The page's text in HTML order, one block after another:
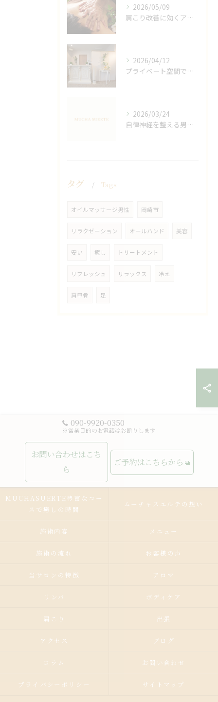
2026/05/09
肩こり改善に効くアロマリンパの手技と効果
2026/04/12
プライベート空間で極上アロマリンパケアの効果
2026/03/24
自律神経を整える男性オイルマッサージ
タグ Tags
オイルマッサージ男性 岡崎市
リラクゼーション オールハンド 美容
安い 癒し トリートメント
リフレッシュ リラックス 冷え
肩甲骨 足
090-9920-0350
※営業目的のお電話はお断りします
お問い合わせはこち
ら
ご予約はこちらから
MUCHASUERTE豊富なコー
スで癒しの時間
ムーチャスエルテの想い
施術内容 メニュー
施術の流れ お客様の声
当サロンの特徴 アロマ
リンパ ボディケア
肩こり 出張
アクセス ブログ
コラム お問い合わせ
プライバシーポリシー サイトマップ